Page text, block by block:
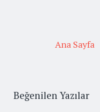
Ana Sayfa
Beğenilen Yazılar